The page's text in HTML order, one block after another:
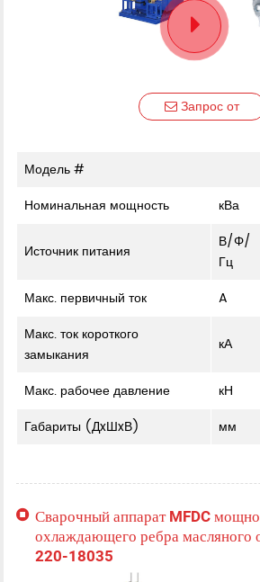
Запрос от
Модель #
Номинальная мощность
кВа
Источник питания
В/Φ/
Гц
Макс. первичный ток A
Макс. ток короткого
замыкания
кА
Макс. рабочее давление кН
Габариты (ДxШxВ)
мм
Сварочный аппарат MFDC
охлаждающего ребра масляного
220-18035